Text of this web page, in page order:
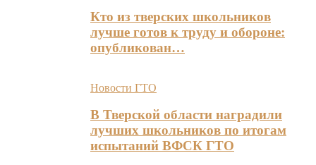
Кто из тверских школьников
лучше готов к труду и обороне:
опубликован…
Новости ГТО
В Тверской области наградили
лучших школьников по итогам
испытаний ВФСК ГТО